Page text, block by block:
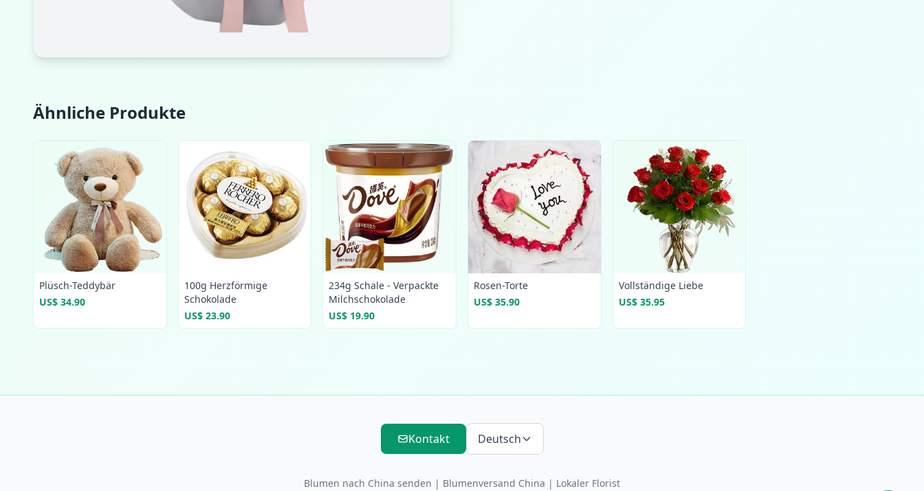
Ähnliche Produkte
Plüsch-Teddybär
US$ 34.90
100g Herzförmige
Schokolade
US$ 23.90
234g Schale - Verpackte
Milchschokolade
US$ 19.90
Rosen-Torte
US$ 35.90
Vollständige Liebe
US$ 35.95
Kontakt Deutsch
Blumen nach China senden | Blumenversand China | Lokaler Florist